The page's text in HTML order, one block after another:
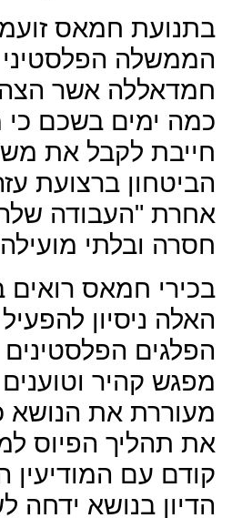
בתנועת חמאס
הממשלה
חמדאללה אשר
כמה ימים בשכם
חייבת לקבל את
הביטחון ברצועת
אחרת "העבודה
חסרה ובלתי
בכירי חמאס רואים
האלה ניסיון
הפלגים
מפגש קהיר
מעוררת את הנושא
את תהליך הפיוס
קודם עם המודיעין
הדיון בנושא ידחה